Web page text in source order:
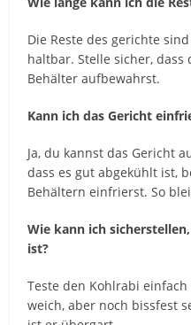
Die Reste des gerichte
haltbar. Stelle sicher,
Behälter aufbewahrst.
Kann ich das Gericht
Ja, du kannst das Gericht
dass es gut abgekühlt ist,
Behältern einfrierst. So
Wie kann ich
ist?
Teste den Kohlrabi
weich, aber noch bissfest